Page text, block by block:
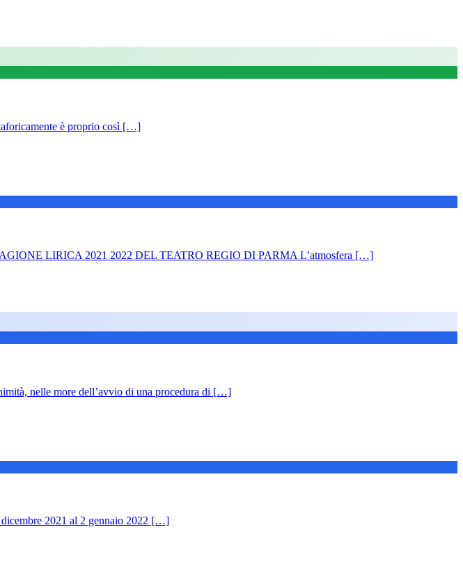
è proprio così […]
LIRICA 2021 2022 DEL TEATRO REGIO DI PARMA L’atmosfera […]
nelle more dell’avvio di una procedura di […]
2021 al 2 gennaio 2022 […]